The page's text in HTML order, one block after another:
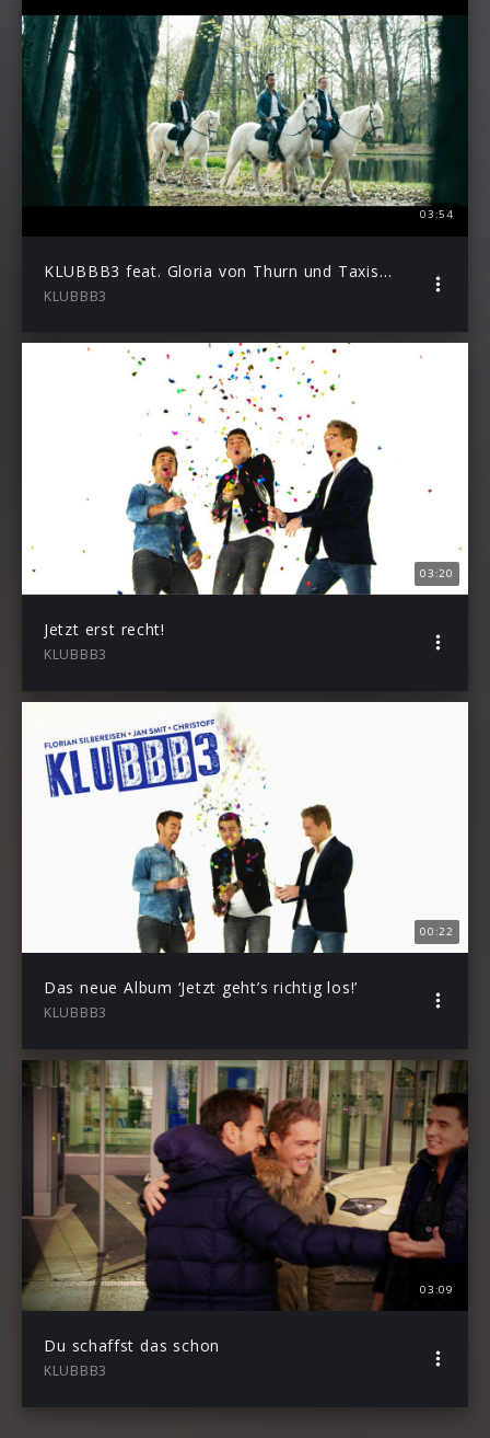
03:54
KLUBBB3 feat. Gloria von Thurn und Taxis – Märchenprinzen
KLUBBB3
03:20
Jetzt erst recht!
KLUBBB3
00:22
Das neue Album ‘Jetzt geht’s richtig los!’
KLUBBB3
03:09
Du schaffst das schon
KLUBBB3